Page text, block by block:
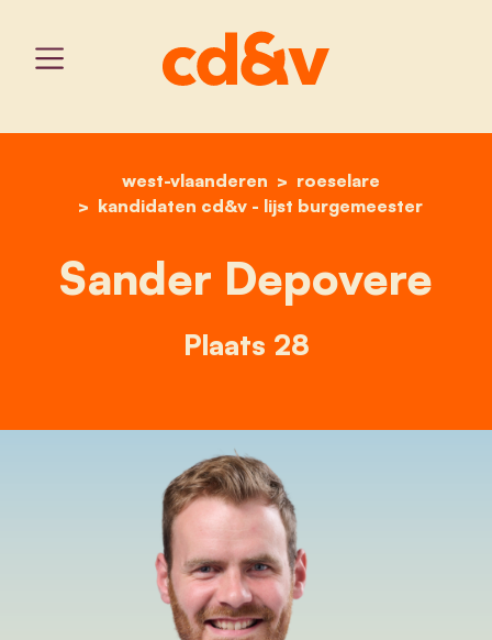
home
west-vlaanderen
roeselare
kandidaten cd&v - lijst burgemeester
sander depovere
Sander Depovere
Plaats 28